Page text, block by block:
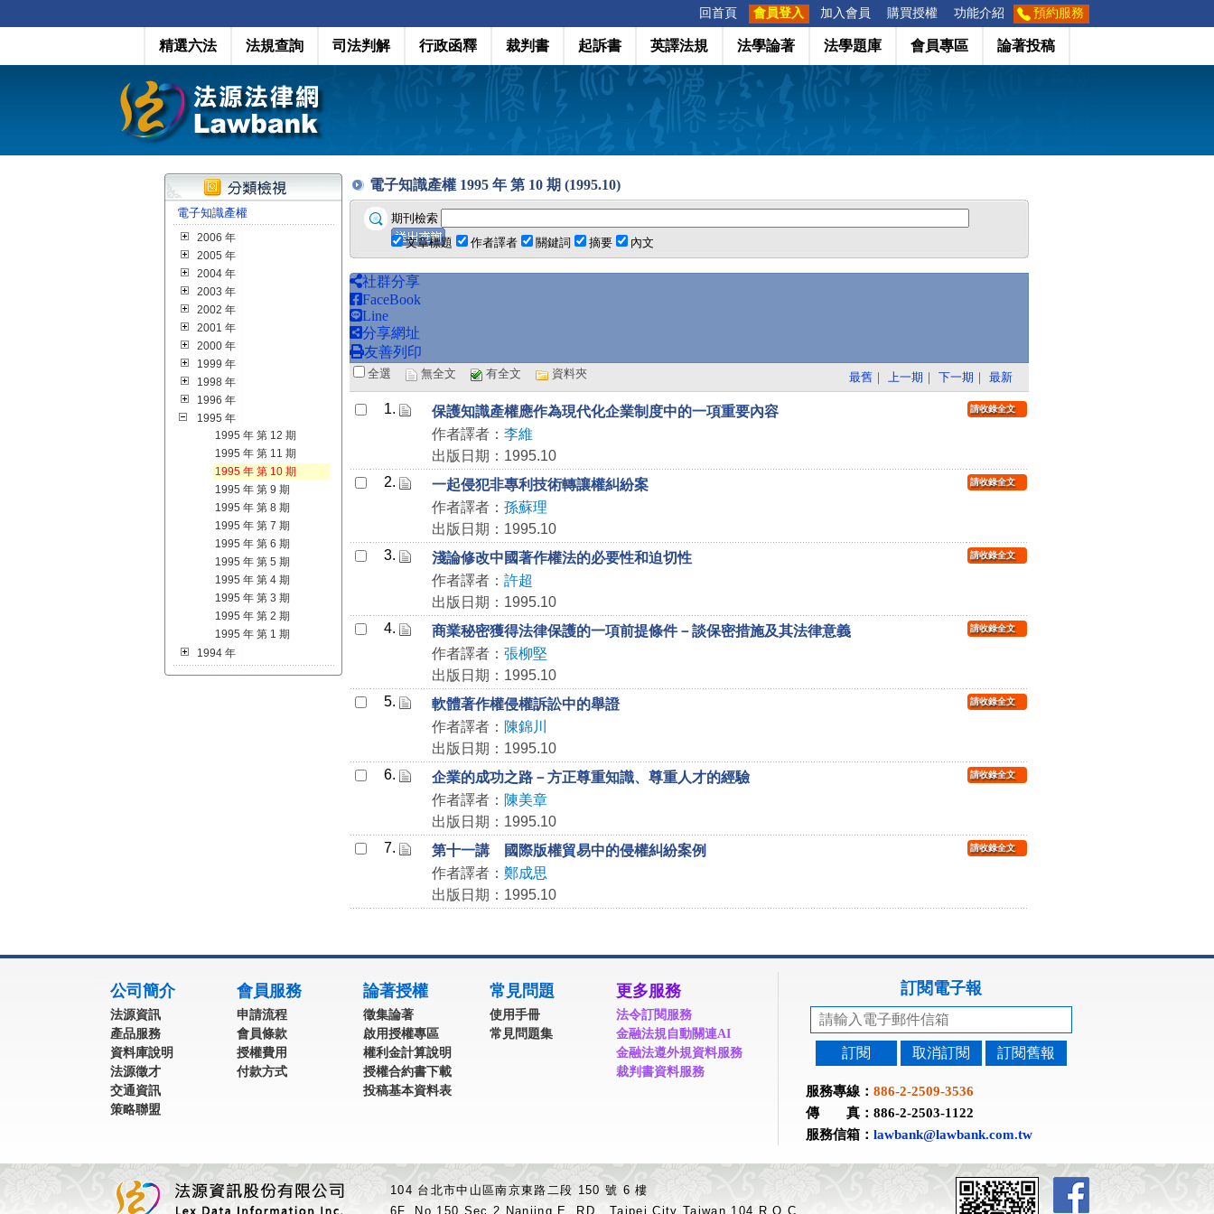
回首頁 會員登入 加入會員 購買授權 功能介紹 預約服務
精選六法 法規查詢 司法判解 行政函釋 裁判書 起訴書 英譯法規 法學論著 法學題庫 會員專區 論著投稿
電子知識產權
2006 年
2005 年
2004 年
2003 年
2002 年
2001 年
2000 年
1999 年
1998 年
1996 年
1995 年
1995 年 第 12 期
1995 年 第 11 期
1995 年 第 10 期
1995 年 第 9 期
1995 年 第 8 期
1995 年 第 7 期
1995 年 第 6 期
1995 年 第 5 期
1995 年 第 4 期
1995 年 第 3 期
1995 年 第 2 期
1995 年 第 1 期
1994 年
電子知識產權 1995 年 第 10 期 (1995.10)
期刊檢索
文章標題
作者譯者 關鍵詞 摘要 內文
社群分享
FaceBook
Line
分享網址
友善列印
全選 無全文 有全文 資料夾 最舊 ｜ 上一期 ｜ 下一期 ｜ 最新
1.
保護知識產權應作為現代化企業制度中的一項重要內容
作者譯者： 李維
出版日期：1995.10
請收錄全文
2.
一起侵犯非專利技術轉讓權糾紛案
作者譯者： 孫蘇理
出版日期：1995.10
請收錄全文
3.
淺論修改中國著作權法的必要性和迫切性
作者譯者： 許超
出版日期：1995.10
請收錄全文
4.
商業秘密獲得法律保護的一項前提條件－談保密措施及其法律意義
作者譯者： 張柳堅
出版日期：1995.10
請收錄全文
5.
軟體著作權侵權訴訟中的舉證
作者譯者： 陳錦川
出版日期：1995.10
請收錄全文
6.
企業的成功之路－方正尊重知識、尊重人才的經驗
作者譯者： 陳美章
出版日期：1995.10
請收錄全文
7.
第十一講 國際版權貿易中的侵權糾紛案例
作者譯者： 鄭成思
出版日期：1995.10
請收錄全文
公司簡介
法源資訊
產品服務
資料庫說明
法源徵才
交通資訊
策略聯盟
會員服務
申請流程
會員條款
授權費用
付款方式
論著授權
徵集論著
啟用授權專區
權利金計算說明
授權合約書下載
投稿基本資料表
常見問題
使用手冊
常見問題集
更多服務
法令訂閱服務
金融法規自動關連AI
金融法遵外規資料服務
裁判書資料服務
訂閱電子報
訂閱 取消訂閱 訂閱舊報
服務專線： 886-2-2509-3536
傳 真：886-2-2503-1122
服務信箱： lawbank@lawbank.com.tw
104 台北市中山區南京東路二段 150 號 6 樓
6F.,No.150,Sec.2,Nanjing E. RD., Taipei City Taiwan 104,R.O.C.